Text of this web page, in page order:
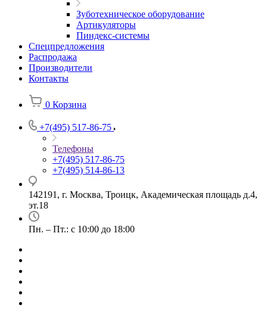
Зуботехническое оборудование
Артикуляторы
Пиндекс-системы
Спецпредложения
Распродажа
Производители
Контакты
0 Корзина
+7(495) 517-86-75
Телефоны
+7(495) 517-86-75
+7(495) 514-86-13
142191, г. Москва, Троицк, Академическая площадь д.4,
эт.18
Пн. – Пт.: с 10:00 до 18:00